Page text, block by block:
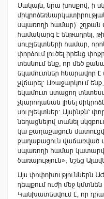
Սակայն, նրա խոսքով, ի
սպառողի համար) շղթան
համակարգ է ենթադրել,
սուբյեկտների համար,
փորձում լուծել իրենց
տեսնում ենք, որ մեծ
եկամուտներ հնարավոր է
չվճարել: Առաջարկում
եկամուտ ստացող
չկարողանան լինել
սուբյեկտներ: Այսինքն՝
նեղացնելով տանել
կա քաղաքացուն
քաղաքացուն վաճառված
սպառողի համար
ծառայություն»,-նշեց
Այս փոփոխություններն
դեպքում ուժի մեջ
Կանխատեսվում է, որ